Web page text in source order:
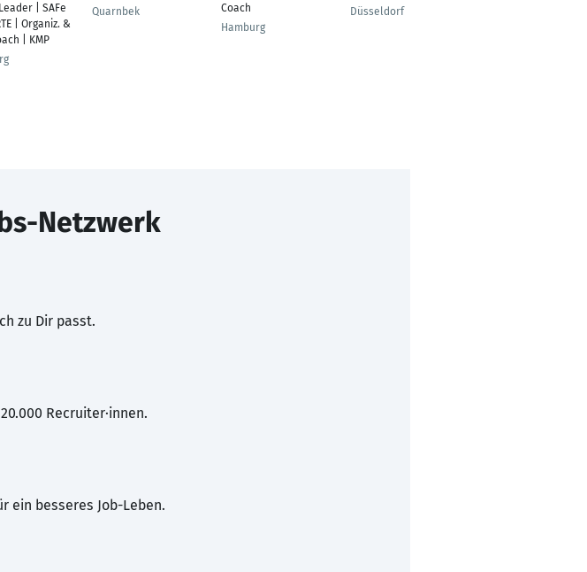
| SAFe
| Organiz. &
| KMP
Quarnbek
Coach
Hamburg
Düsseldorf
Netzwerk
zu Dir passt.
Recruiter·innen.
ein besseres Job-Leben.